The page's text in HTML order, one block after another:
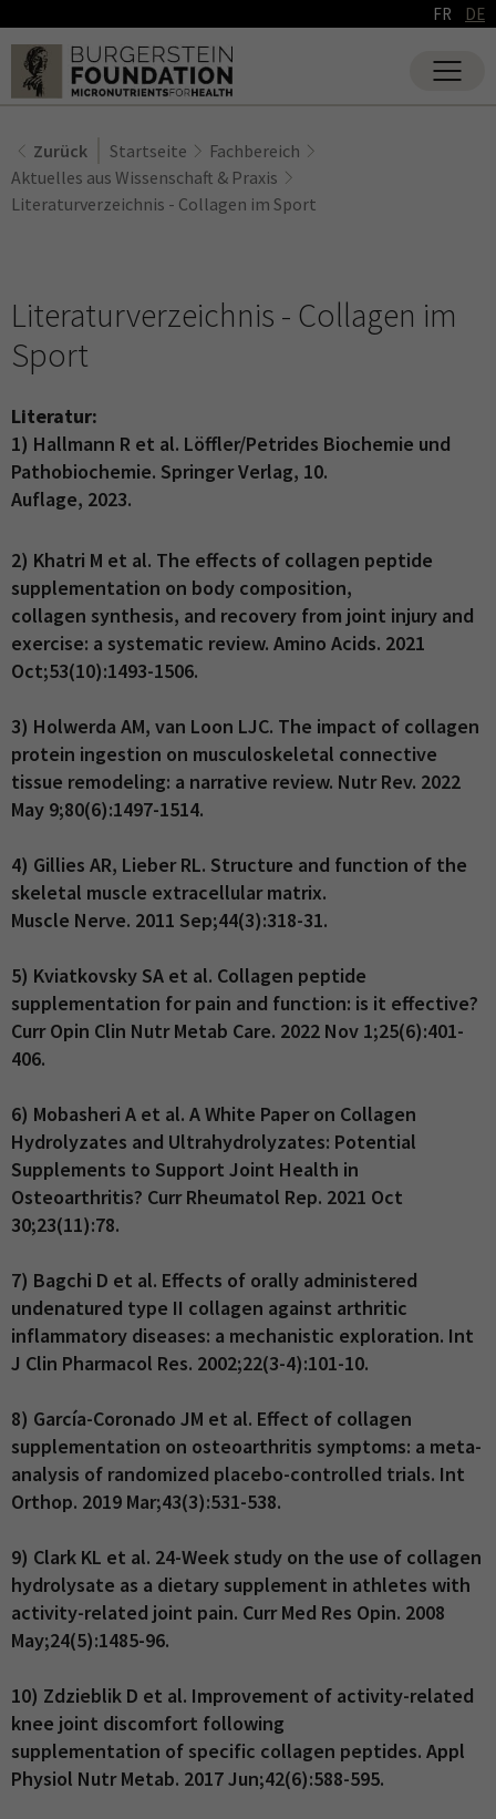
FR DE
Zurück Startseite
Fachbereich
Aktuelles aus Wissenschaft & Praxis
Literaturverzeichnis - Collagen im Sport
Literaturverzeichnis - Collagen im
Sport
Literatur:
1) Hallmann R et al. Löffler/Petrides Biochemie und
Pathobiochemie. Springer Verlag, 10.
Auflage, 2023.
2) Khatri M et al. The effects of collagen peptide
supplementation on body composition,
collagen synthesis, and recovery from joint injury and
exercise: a systematic review. Amino Acids. 2021
Oct;53(10):1493-1506.
3) Holwerda AM, van Loon LJC. The impact of collagen
protein ingestion on musculoskeletal connective
tissue remodeling: a narrative review. Nutr Rev. 2022
May 9;80(6):1497-1514.
4) Gillies AR, Lieber RL. Structure and function of the
skeletal muscle extracellular matrix.
Muscle Nerve. 2011 Sep;44(3):318-31.
5) Kviatkovsky SA et al. Collagen peptide
supplementation for pain and function: is it effective?
Curr Opin Clin Nutr Metab Care. 2022 Nov 1;25(6):401-
406.
6) Mobasheri A et al. A White Paper on Collagen
Hydrolyzates and Ultrahydrolyzates: Potential
Supplements to Support Joint Health in
Osteoarthritis? Curr Rheumatol Rep. 2021 Oct
30;23(11):78.
7) Bagchi D et al. Effects of orally administered
undenatured type II collagen against arthritic
inflammatory diseases: a mechanistic exploration. Int
J Clin Pharmacol Res. 2002;22(3-4):101-10.
8) García-Coronado JM et al. Effect of collagen
supplementation on osteoarthritis symptoms: a meta-
analysis of randomized placebo-controlled trials. Int
Orthop. 2019 Mar;43(3):531-538.
9) Clark KL et al. 24-Week study on the use of collagen
hydrolysate as a dietary supplement in athletes with
activity-related joint pain. Curr Med Res Opin. 2008
May;24(5):1485-96.
10) Zdzieblik D et al. Improvement of activity-related
knee joint discomfort following
supplementation of specific collagen peptides. Appl
Physiol Nutr Metab. 2017 Jun;42(6):588-595.